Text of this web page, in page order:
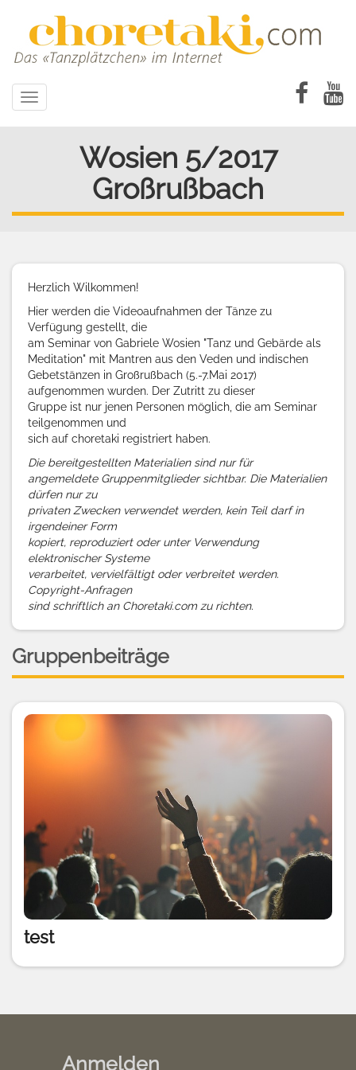
Toggle
navigation
Wosien 5/2017
Großrußbach
Herzlich Wilkommen!
Hier werden die Videoaufnahmen der Tänze zu
Verfügung gestellt, die
am Seminar von Gabriele Wosien "Tanz und Gebärde als
Meditation" mit Mantren aus den Veden und indischen
Gebetstänzen in Großrußbach (5.-7.Mai 2017)
aufgenommen wurden. Der Zutritt zu dieser
Gruppe ist nur jenen Personen möglich, die am Seminar
teilgenommen und
sich auf choretaki registriert haben.
Die bereitgestellten Materialien sind nur für
angemeldete Gruppenmitglieder sichtbar. Die Materialien
dürfen nur zu
privaten Zwecken verwendet werden, kein Teil darf in
irgendeiner Form
kopiert, reproduziert oder unter Verwendung
elektronischer Systeme
verarbeitet, vervielfältigt oder verbreitet werden.
Copyright-Anfragen
sind schriftlich an Choretaki.com zu richten.
Gruppenbeiträge
test
Anmelden